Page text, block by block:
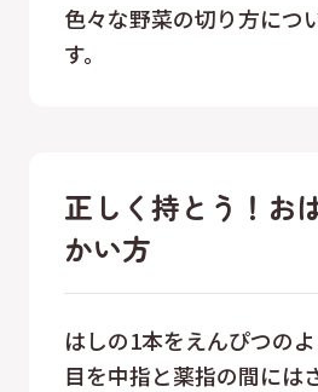
色々な野菜の切り方につ
す。
正しく持とう！お
かい方
はしの1本をえんぴつの
目を中指と薬指の間には